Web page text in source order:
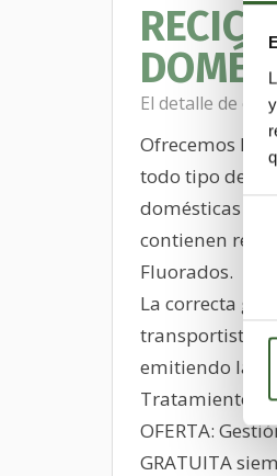
de
El detalle de
Ofrecemos la
todo tipo de
domésticas
contienen
Fluorados.
La correcta
transportistas
emitiendo la
Tratamiento
OFERTA:
GRATUITA